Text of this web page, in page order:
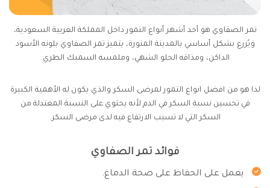
تمر الصفاوي هو أحد أشهر أنواع التمور داخل المملكة العربية السعودية،
ويُزرع بشكل أساسي بالمدينة المنورة، يتميز تمر الصفاوي بلونه الأسود
الداكن، ومذاقه الحلو الشهي، وملمسه السميك الطري.
لذا هو من افضل انواع التمور لمرضى السكر والذي يكون له الأهمية الكبيرة
في تحسين نسبة السكر في الدم لأنه يحتوي على النسبة المعتدلة من
السكر التي لا تسبب الارتفاع فيه لدى مرضى السكر.
فوائد تمر الصفاوي
يعمل على الحفاظ على صحة الدماغ.